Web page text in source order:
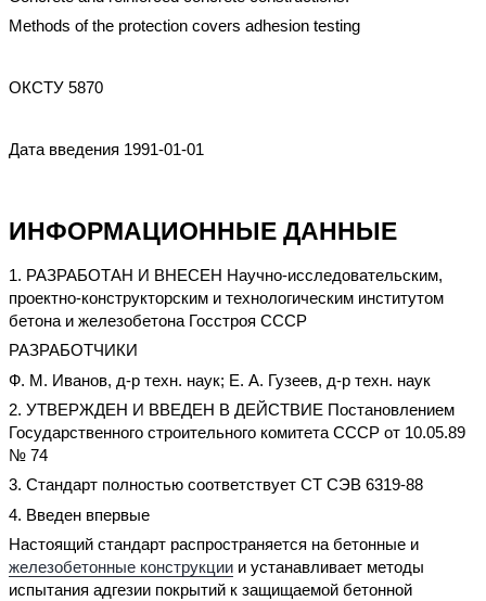
Methods of the protection covers adhesion testing
ОКСТУ 5870
Дата введения 1991-01-01
ИНФОРМАЦИОННЫЕ ДАННЫЕ
1. РАЗРАБОТАН И ВНЕСЕН Научно-исследовательским,
проектно-конструкторским и технологическим институтом
бетона и железобетона Госстроя СССР
РАЗРАБОТЧИКИ
Ф. М. Иванов, д-p техн. наук; Е. А. Гузеев, д-р техн. наук
2. УТВЕРЖДЕН И ВВЕДЕН В ДЕЙСТВИЕ Постановлением
Государственного строительного комитета СССР от 10.05.89
№ 74
3. Стандарт полностью соответствует СТ СЭВ 6319-88
4. Введен впервые
Настоящий стандарт распространяется на бетонные и
железобетонные конструкции и устанавливает методы
испытания адгезии покрытий к защищаемой бетонной